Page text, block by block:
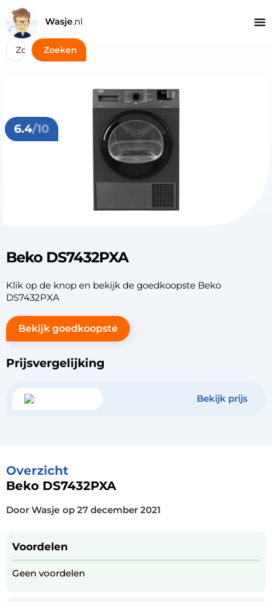
Zoeken
6.4/10
Beko DS7432PXA
Klik op de knop en bekijk de goedkoopste Beko
DS7432PXA
Bekijk goedkoopste
Prijsvergelijking
Bekijk prijs
Overzicht
Beko DS7432PXA
Door Wasje op 27 december 2021
Voordelen
Geen voordelen